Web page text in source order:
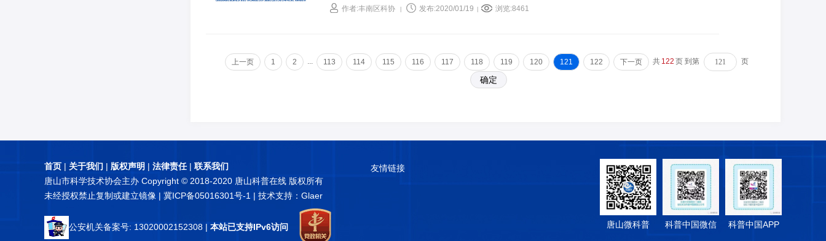
局在胥各庄小学举办了2019年青少年科技辅导员培训班。
作者:丰南区科协 发布:2020/01/19 浏览:8461
上一页 1 2 ... 113 114 115 116 117 118 119 120 121 122 下一页 共 122 页 到第 页
首页 | 关于我们 | 版权声明 | 法律责任| 联系我们
唐山市科学技术协会主办 Copyright © 2018-2020 唐山科普在线 版权所有
未经授权禁止复制或建立镜像 | 冀ICP备05016301号-1 | 技术支持：Glaer
公安机关备案号: 13020002152308 | 本站已支持IPv6访问
友情链接
唐山微科普 科普中国微信 科普中国APP